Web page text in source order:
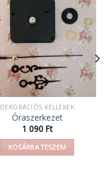
DEKORÁCIÓS KELLÉKEK
Óraszerkezet
1 090 Ft
KOSÁRBA TESZEM